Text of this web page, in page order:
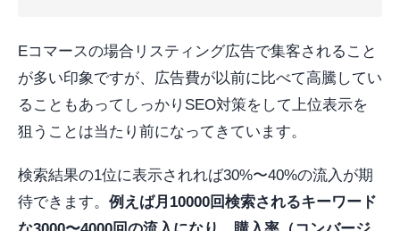
Eコマースの場合リスティング広告で集客されること
が多い印象ですが、広告費が以前に比べて高騰してい
ることもあってしっかりSEO対策をして上位表示を
狙うことは当たり前になってきています。
検索結果の1位に表示されれば30%〜40%の流入が期
待できます。 例えば月10000回検索されるキーワード